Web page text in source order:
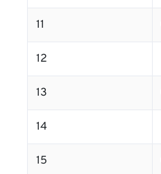
11
12
13
14
15